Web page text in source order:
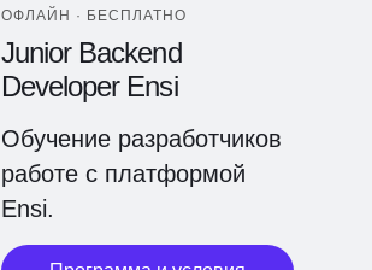
ОФЛАЙН · БЕСПЛАТНО
Junior Backend
Developer Ensi
Обучение разработчиков
работе с платформой
Ensi.